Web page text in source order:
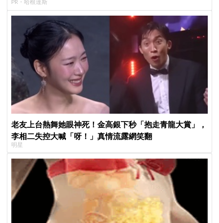
PR・哈根達斯
老友上台熱舞她眼神死！金高銀下秒「抱走青龍大賞」，
李相二失控大喊「呀！」真情流露網笑翻
明星